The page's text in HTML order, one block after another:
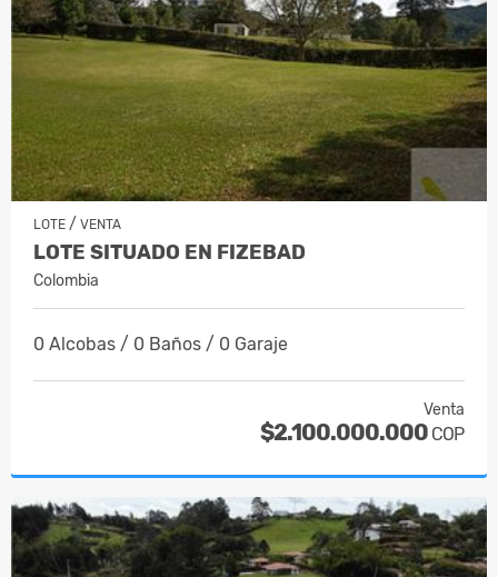
LOTE / VENTA
LOTE SITUADO EN FIZEBAD
Colombia
0 Alcobas / 0 Baños / 0 Garaje
Venta
$2.100.000.000 COP